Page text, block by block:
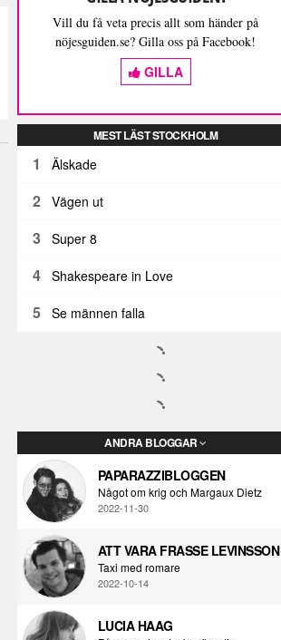
Vill du få veta precis allt som händer på
nöjesguiden.se? Gilla oss på Facebook!
GILLA
MEST LÄST STOCKHOLM
1 Älskade
2 Vägen ut
3 Super 8
4 Shakespeare in Love
5 Se männen falla
ANDRA BLOGGAR
PAPARAZZIBLOGGEN
Något om krig och Margaux Dietz
2022-11-30
ATT VARA FRASSE LEVINSSON
Taxi med romare
2022-10-14
LUCIA HAAG